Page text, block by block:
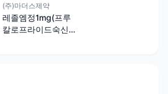
(주)마더스제약
레졸엠정1mg(프루
칼로프라이드숙신산